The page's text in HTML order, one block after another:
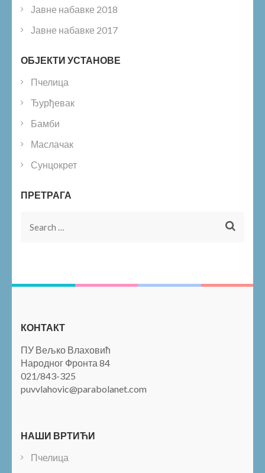
Јавне набавке 2018
Јавне набавке 2017
ОБЈЕКТИ УСТАНОВЕ
Пчелица
Ђурђевак
Бамби
Маслачак
Сунцокрет
ПРЕТРАГА
Search
КОНТАКТ
ПУ Вељко Влаховић
Народног Фронта 84
021/843-325
puvvlahovic@parabolanet.com
НАШИ ВРТИЋИ
Пчелица